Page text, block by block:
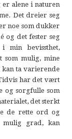
alene i naturen
Det dreier seg
noe som dukker
og det fester seg
min bevissthet,
mulig, mine
kan ta varierende
har det vært
og sorgfulle som
det sterkt
de rette ord og
mulig grad, kan